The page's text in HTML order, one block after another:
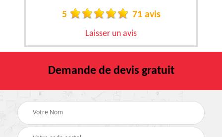
5 71 avis
Laisser un avis
Demande de devis gratuit